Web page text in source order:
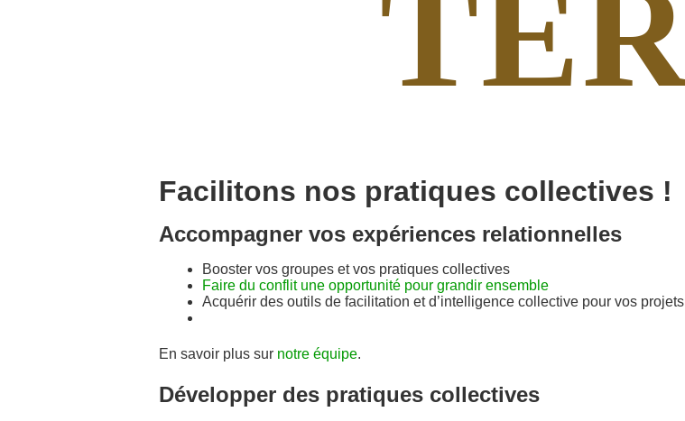
Facilitons nos pratiques collectives !
Accompagner vos expériences relationnelles
Booster vos groupes et vos pratiques collectives
Faire du conflit une opportunité pour grandir ensemble
Acquérir des outils de facilitation et d’intelligence collective pour vos projets
En savoir plus sur notre équipe.
Développer des pratiques collectives